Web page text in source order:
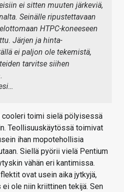
ei sitten muuten järkeviä,
Seinälle ripustettavaan
HTPC-koneeseen
Järjen ja hinta-
ei paljon ole tekemistä,
tarvitse siihen
cooleri toimi sielä pölyisessä
Teollisuuskäytössä toimivat
ihan mopotehollisia
Siellä pyörii vielä Pentium
vähän eri kantimissa.
ovat usein aika jytkyjä,
ei ole niin kriittinen tekijä. Sen